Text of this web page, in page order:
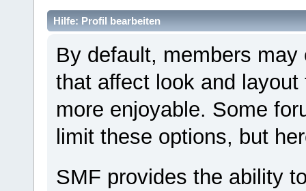
Hilfe: Profil bearbeiten
By default, members
that affect look and
more enjoyable. Some
limit these options, but
SMF provides the ability